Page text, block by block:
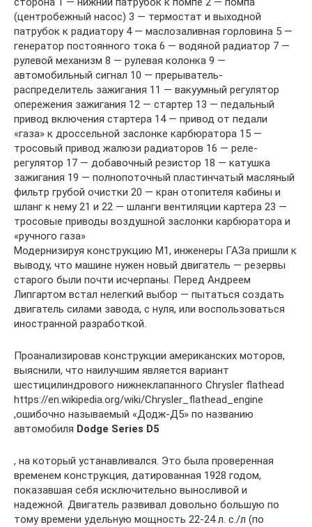
(центробежный насос) 3 — термостат и выходной
патрубок к радиатору 4 — маслозаливная горловина 5 —
генератор постоянного тока 6 — водяной радиатор 7 —
рулевой механизм 8 — рулевая колонка 9 —
автомобильный сигнал 10 — прерыватель-
распределитель зажигания 11 — вакуумный регулятор
опережения зажигания 12 — стартер 13 — педальный
привод включения стартера 14 — привод от педали
«газа» к дроссельной заслонке карбюратора 15 —
тросовый привод жалюзи радиаторов 16 — реле-
регулятор 17 — добавочный резистор 18 — катушка
зажигания 19 — полнопоточный пластинчатый масляный
фильтр грубой очистки 20 — кран отопителя кабины и
шланг к нему 21 и 22 — шланги вентиляции картера 23 —
тросовые приводы воздушной заслонки карбюратора и
«ручного газа»
Модернизируя конструкцию М1, инженеры ГАЗа пришли к
выводу, что машине нужен новый двигатель — резервы
старого были почти исчерпаны. Перед Андреем
Липгартом встал нелегкий выбор — пытаться создать
двигатель силами завода, с нуля, или воспользоваться
иностранной разработкой.
Проанализировав конструкции американских моторов,
выяснили, что наилучшим является вариант
шестицилиндрового нижнеклапанного Chrysler flathead
https://en.wikipedia.org/wiki/Chrysler_flathead_engine
,ошибочно называемый «Додж-Д5» по названию
автомобиля Dodge Series D5
, на который устанавливался. Это была проверенная
временем конструкция, датированная 1928 годом,
показавшая себя исключительно выносливой и
надежной. Двигатель развивал довольно большую по
тому времени удельную мощность 22-24 л. с./л (по